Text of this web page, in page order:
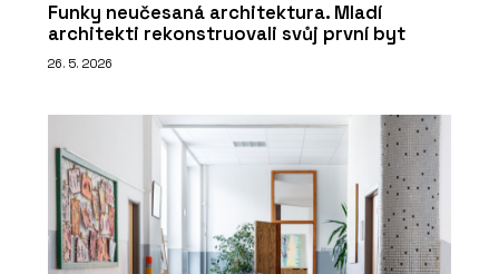
Funky neučesaná architektura. Mladí
architekti rekonstruovali svůj první byt
26. 5. 2026